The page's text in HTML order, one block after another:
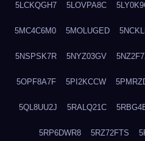
5LCKQGH7 5LOVPA8C
5MC4C6M0 5MOLUGED
5NSPSK7R 5NYZ03GV
5OPF8A7F 5PI2KCCW
5QL8UU2J 5RALQ21C
5RP6DWR8 5RZ72FTS